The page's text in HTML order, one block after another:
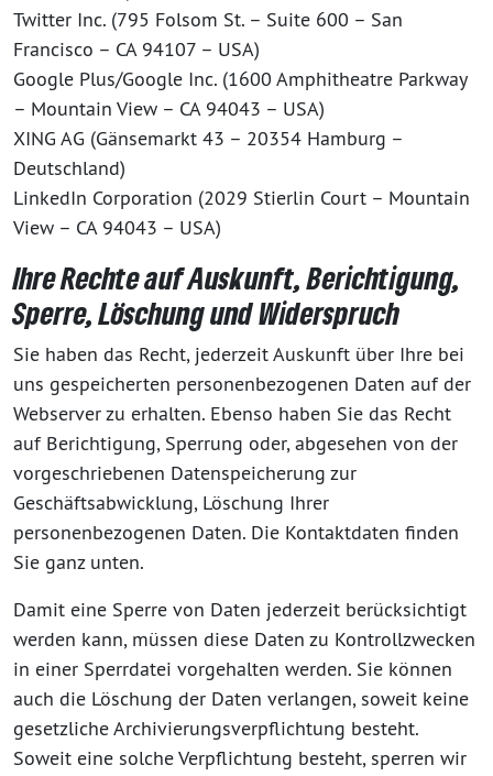
Twitter Inc. (795 Folsom St. – Suite 600 – San
Francisco – CA 94107 – USA)
Google Plus/Google Inc. (1600 Amphitheatre Parkway
– Mountain View – CA 94043 – USA)
XING AG (Gänsemarkt 43 – 20354 Hamburg –
Deutschland)
LinkedIn Corporation (2029 Stierlin Court – Mountain
View – CA 94043 – USA)
Ihre Rechte auf Auskunft, Berichtigung,
Sperre, Löschung und Widerspruch
Sie haben das Recht, jederzeit Auskunft über Ihre bei
uns gespeicherten personenbezogenen Daten auf der
Webserver zu erhalten. Ebenso haben Sie das Recht
auf Berichtigung, Sperrung oder, abgesehen von der
vorgeschriebenen Datenspeicherung zur
Geschäftsabwicklung, Löschung Ihrer
personenbezogenen Daten. Die Kontaktdaten finden
Sie ganz unten.
Damit eine Sperre von Daten jederzeit berücksichtigt
werden kann, müssen diese Daten zu Kontrollzwecken
in einer Sperrdatei vorgehalten werden. Sie können
auch die Löschung der Daten verlangen, soweit keine
gesetzliche Archivierungsverpflichtung besteht.
Soweit eine solche Verpflichtung besteht, sperren wir